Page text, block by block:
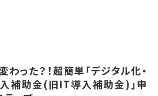
わった？！超簡単「デジタル化・
補助金(旧IT導入補助金)」申